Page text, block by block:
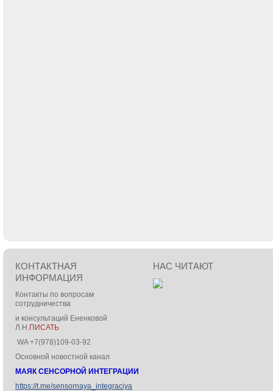
КОНТАКТНАЯ
ИНФОРМАЦИЯ
Контакты по вопросам
сотрудничества
и консультаций Ененковой
Л.Н.ПИСАТЬ
WA +7(978)109-03-92
Основной новостной канал
МАЯК СЕНСОРНОЙ ИНТЕГРАЦИИ
https://t.me/sensornaya_integraciya
НАС ЧИТАЮТ